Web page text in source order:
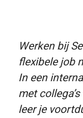
Werken bij
flexibele job
In een
met
leer je